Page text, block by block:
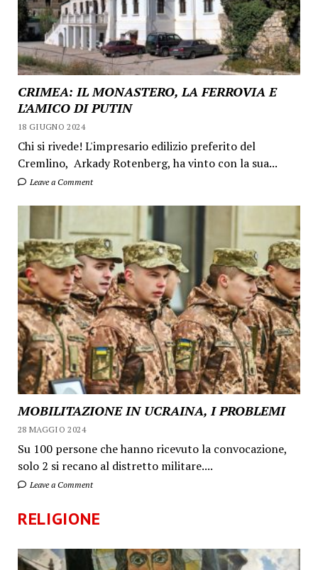
CRIMEA: IL MONASTERO, LA FERROVIA E
L’AMICO DI PUTIN
18 GIUGNO 2024
Chi si rivede! L'impresario edilizio preferito del
Cremlino, Arkady Rotenberg, ha vinto con la sua...
Leave a Comment
MOBILITAZIONE IN UCRAINA, I PROBLEMI
28 MAGGIO 2024
Su 100 persone che hanno ricevuto la convocazione,
solo 2 si recano al distretto militare....
Leave a Comment
RELIGIONE